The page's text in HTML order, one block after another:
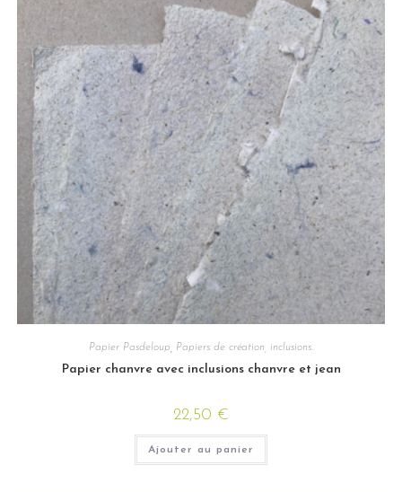
Papier Pasdeloup Papiers de création, inclusions.
Papier chanvre avec inclusions chanvre et jean
22,50 €
Ajouter au panier